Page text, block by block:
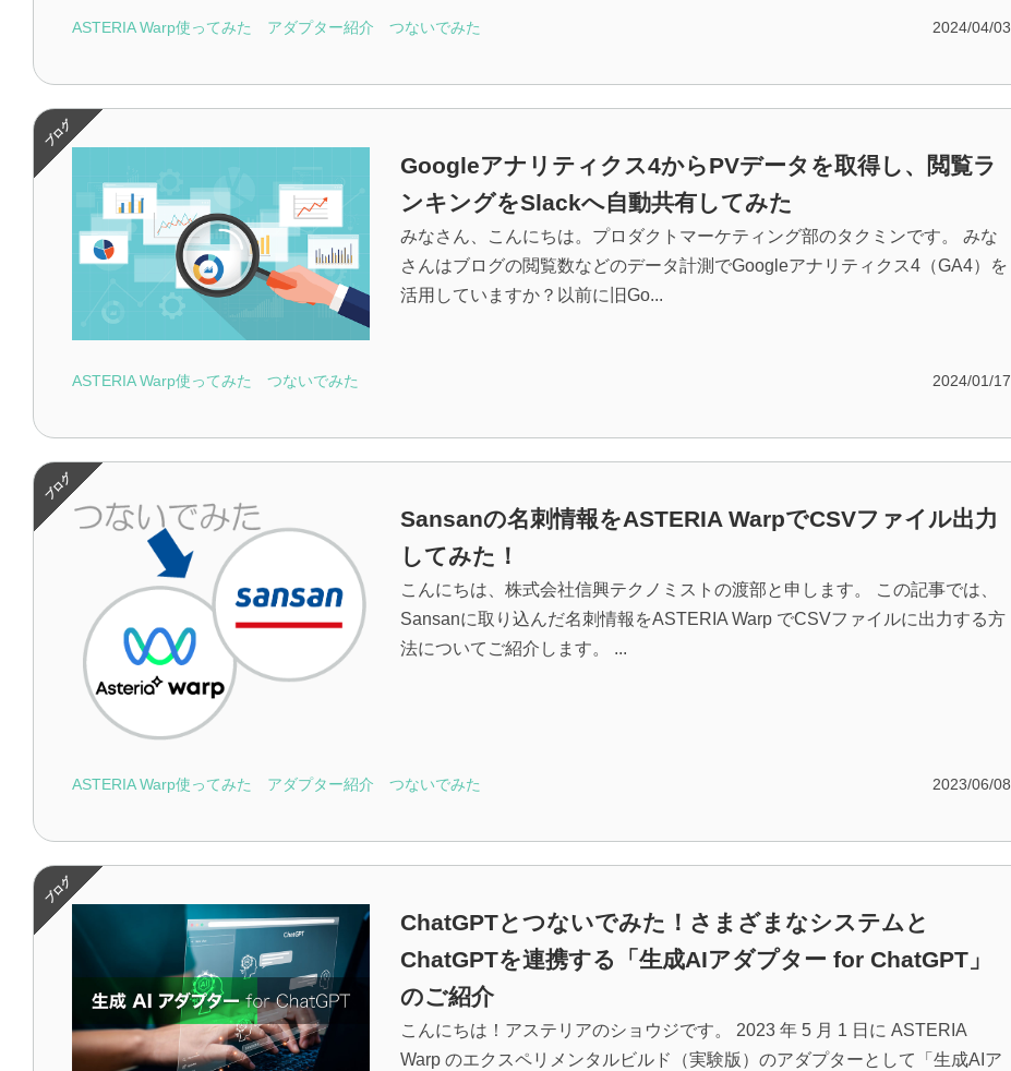
ASTERIA Warp使ってみた アダプター紹介 つないでみた 2024/04/03
Googleアナリティクス4からPVデータを取得し、閲覧ラ
ンキングをSlackへ自動共有してみた
みなさん、こんにちは。プロダクトマーケティング部のタクミンです。 みな
さんはブログの閲覧数などのデータ計測でGoogleアナリティクス4（GA4）を
活用していますか？以前に旧Go...
ASTERIA Warp使ってみた つないでみた 2024/01/17
Sansanの名刺情報をASTERIA WarpでCSVファイル出力
してみた！
こんにちは、株式会社信興テクノミストの渡部と申します。 この記事では、
Sansanに取り込んだ名刺情報をASTERIA Warp でCSVファイルに出力する方
法についてご紹介します。 ...
ASTERIA Warp使ってみた アダプター紹介 つないでみた 2023/06/08
ChatGPTとつないでみた！さまざまなシステムと
ChatGPTを連携する「生成AIアダプター for ChatGPT」
のご紹介
こんにちは！アステリアのショウジです。 2023 年 5 月 1 日に ASTERIA
Warp のエクスペリメンタルビルド（実験版）のアダプターとして「生成AIア